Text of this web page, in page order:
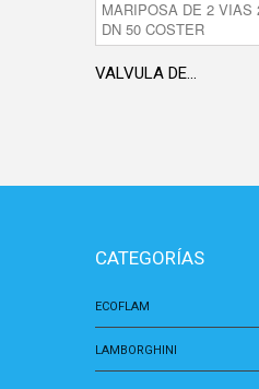
VALVULA DE...
CATEGORÍAS
ECOFLAM
LAMBORGHINI